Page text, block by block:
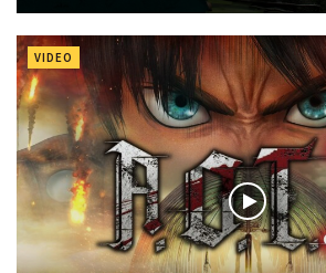
VIDEO